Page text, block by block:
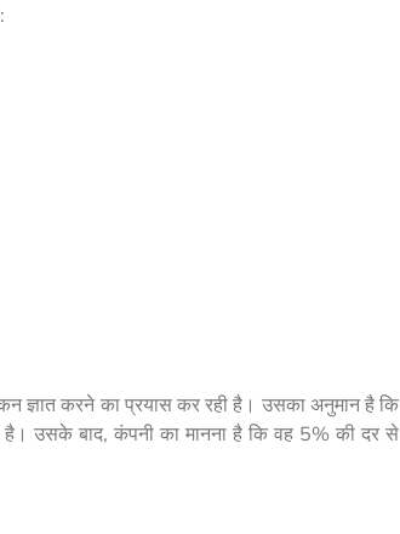
ज्ञात करने का प्रयास कर रही है। उसका अनुमान है कि
उसके बाद, कंपनी का मानना ​​है कि वह 5% की दर से